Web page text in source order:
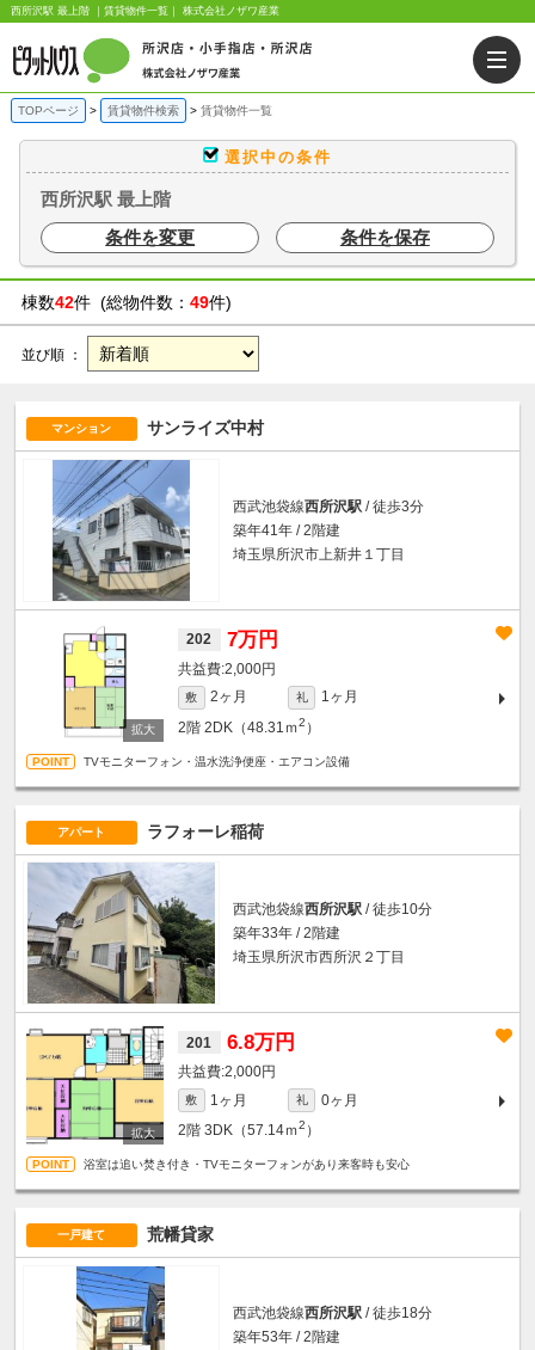
西所沢駅 最上階 ｜賃貸物件一覧｜ 株式会社ノザワ産業
TOPページ 賃貸物件検索 賃貸物件一覧
選択中の条件
西所沢駅 最上階
条件を変更
条件を保存
棟数42件 (総物件数： 49件)
並び順 ：
マンション サンライズ中村
西武池袋線西所沢駅 / 徒歩3分
築年41年 / 2階建
埼玉県所沢市上新井１丁目
202 7万円
2,000円
敷 2ヶ月 礼
1ヶ月
2階 2DK（48.31ｍ2 ）
TVモニターフォン・温水洗浄便座・エアコン設備
アパート ラフォーレ稲荷
西武池袋線西所沢駅 / 徒歩10分
築年33年 / 2階建
埼玉県所沢市西所沢２丁目
201 6.8万円
2,000円
敷 1ヶ月 礼
0ヶ月
2階 3DK（57.14ｍ2 ）
浴室は追い焚き付き・TVモニターフォンがあり来客時も安心
一戸建て 荒幡貸家
西武池袋線西所沢駅 / 徒歩18分
築年53年 / 2階建